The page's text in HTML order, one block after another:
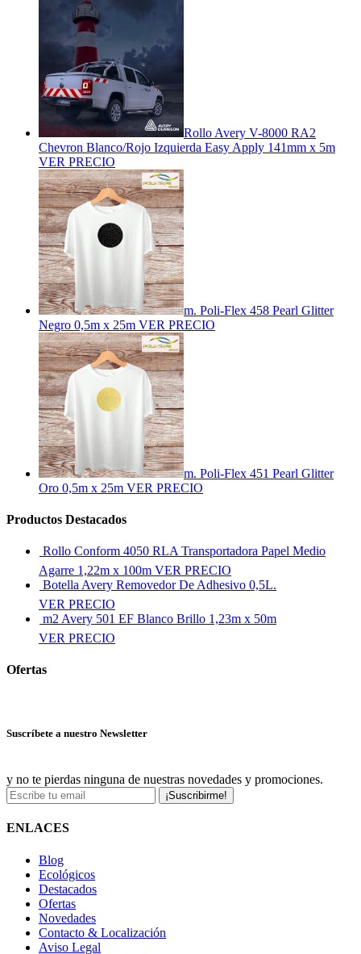
Rollo Avery V-8000 RA2
Chevron Blanco/Rojo Izquierda Easy Apply 141mm x 5m
VER PRECIO
m. Poli-Flex 458 Pearl Glitter
Negro 0,5m x 25m VER PRECIO
m. Poli-Flex 451 Pearl Glitter
Oro 0,5m x 25m VER PRECIO
Productos Destacados
Rollo Conform 4050 RLA Transportadora Papel Medio
Agarre 1,22m x 100m VER PRECIO
Botella Avery Removedor De Adhesivo 0,5L.
VER PRECIO
m2 Avery 501 EF Blanco Brillo 1,23m x 50m
VER PRECIO
Ofertas
Suscríbete a nuestro Newsletter
y no te pierdas ninguna de nuestras novedades y promociones.
¡Suscribirme!
ENLACES
Blog
Ecológicos
Destacados
Ofertas
Novedades
Contacto & Localización
Aviso Legal